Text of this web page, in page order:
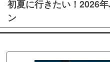
初夏に行きたい！2026
ン